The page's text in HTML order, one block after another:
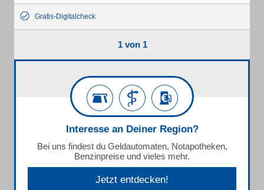
Gratis-Digitalcheck
1 von 1
Interesse an Deiner Region?
Bei uns findest du Geldautomaten, Notapotheken,
Benzinpreise und vieles mehr.
Jetzt entdecken!